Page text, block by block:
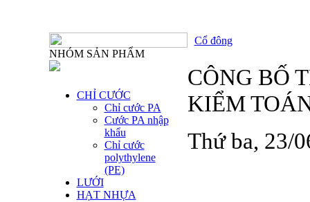
NHÓM SẢN PHẨM
CHỈ CƯỚC
Chỉ cước PA
Cước PA nhập
khẩu
Chỉ cước
polythylene
(PE)
LƯỚI
HẠT NHỰA
Cổ đông
CÔNG BỐ
KIỂM
Thứ ba, 23/